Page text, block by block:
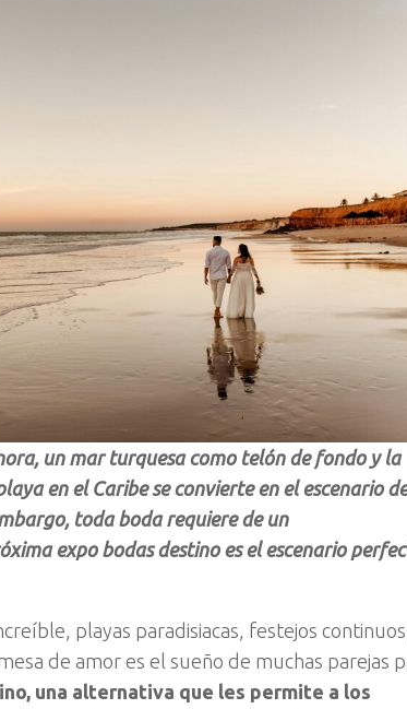
un mar turquesa como telón de fondo y la
en el Caribe se convierte en el escenario de
toda boda requiere de un
expo bodas destino es el escenario
playas paradisiacas, festejos continuos,
de amor es el sueño de muchas parejas
una alternativa que les permite a los